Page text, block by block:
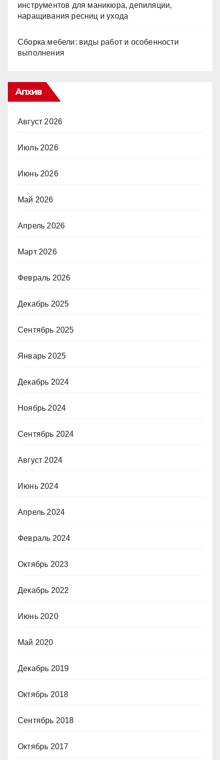
инструментов для маникюра, депиляции,
наращивания ресниц и ухода
Сборка мебели: виды работ и особенности
выполнения
Апхив
Август 2026
Июль 2026
Июнь 2026
Май 2026
Апрель 2026
Март 2026
Февраль 2026
Декабрь 2025
Сентябрь 2025
Январь 2025
Декабрь 2024
Ноябрь 2024
Сентябрь 2024
Август 2024
Июнь 2024
Апрель 2024
Февраль 2024
Октябрь 2023
Декабрь 2022
Июнь 2020
Май 2020
Декабрь 2019
Октябрь 2018
Сентябрь 2018
Октябрь 2017